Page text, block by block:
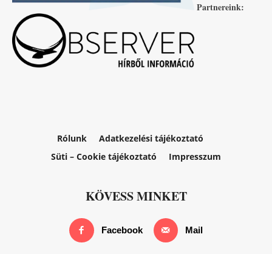
Partnereink:
Rólunk
Adatkezelési tájékoztató
Süti – Cookie tájékoztató
Impresszum
KÖVESS MINKET
Facebook Mail